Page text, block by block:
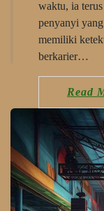
waktu, ia
penyanyi
memiliki
berkarier…
Read